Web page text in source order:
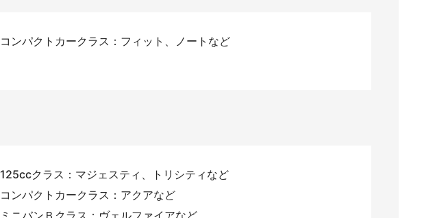
コンパクトカークラス：フィット、ノートなど
125ccクラス：マジェスティ、トリシティなど
コンパクトカークラス：アクアなど
ミニバンＢクラス：ヴェルファイアなど